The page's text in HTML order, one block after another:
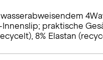
praktische
8% Elastan